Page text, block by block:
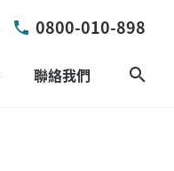
0800-010-898
聯絡我們